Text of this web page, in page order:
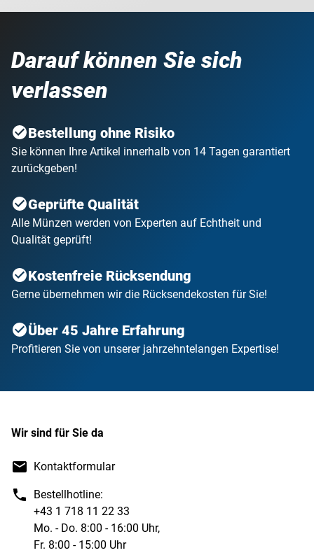
Darauf können Sie sich
verlassen
Bestellung ohne Risiko
Sie können Ihre Artikel innerhalb von 14 Tagen garantiert
zurückgeben!
Geprüfte Qualität
Alle Münzen werden von Experten auf Echtheit und
Qualität geprüft!
Kostenfreie Rücksendung
Gerne übernehmen wir die Rücksendekosten für Sie!
Über 45 Jahre Erfahrung
Profitieren Sie von unserer jahrzehntelangen Expertise!
Wir sind für Sie da
Kontaktformular
Bestellhotline:
+43 1 718 11 22 33
Mo. - Do. 8:00 - 16:00 Uhr,
Fr. 8:00 - 15:00 Uhr